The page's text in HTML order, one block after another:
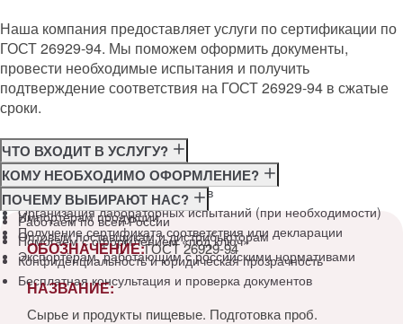
Наша компания предоставляет услуги по сертификации по
ГОСТ 26929-94. Мы поможем оформить документы,
провести необходимые испытания и получить
подтверждение соответствия на ГОСТ 26929-94 в сжатые
сроки.
ЧТО ВХОДИТ В УСЛУГУ?
Консультация по требованиям ГОСТ
Подготовка и подача документов
Организация лабораторных испытаний (при необходимости)
Получение сертификата соответствия или декларации
КОМУ НЕОБХОДИМО ОФОРМЛЕНИЕ?
Производителям
Импортёрам продукции
Оптовым поставщикам и дистрибьюторам
Экспортёрам, работающим с российскими нормативами
ПОЧЕМУ ВЫБИРАЮТ НАС?
Работаем по всей России
Помогаем с оформлением «под ключ»
Конфиденциальность и юридическая прозрачность
Бесплатная консультация и проверка документов
ОБОЗНАЧЕНИЕ:ГОСТ 26929-94
НАЗВАНИЕ:
Сырье и продукты пищевые. Подготовка проб.